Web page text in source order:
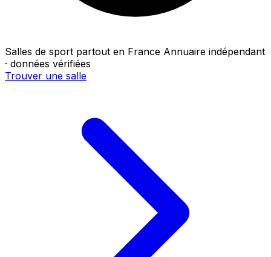
Salles de sport partout en France Annuaire indépendant
· données vérifiées
Trouver une salle